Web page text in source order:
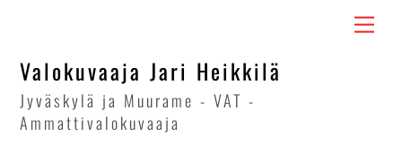
contentValokuvaaja Jari Heikkilä
Jyväskylä ja Muurame - VAT -
Ammattivalokuvaaja